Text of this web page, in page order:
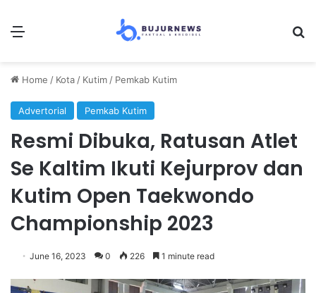
Menu
Home / Kota / Kutim / Pemkab Kutim
Advertorial Pemkab Kutim
Resmi Dibuka, Ratusan Atlet
Se Kaltim Ikuti Kejurprov dan
Kutim Open Taekwondo
Championship 2023
June 16, 2023 0 226 1 minute read